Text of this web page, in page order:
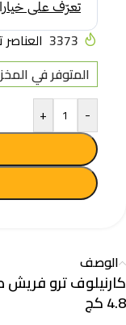
3373 العناصر
المتوفر في المخزون
-
+
الوصف
كارنيلوف ترو
4.8 كج